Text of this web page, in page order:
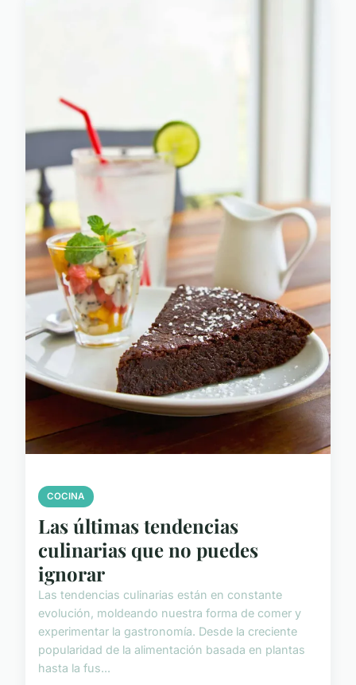
COCINA
Las últimas tendencias
culinarias que no puedes
ignorar
Las tendencias culinarias están en constante
evolución, moldeando nuestra forma de comer y
experimentar la gastronomía. Desde la creciente
popularidad de la alimentación basada en plantas
hasta la fus...